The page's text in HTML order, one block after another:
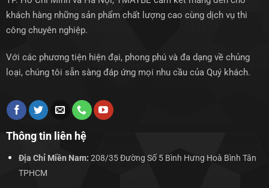
khách hàng những sản phẩm chất lượng cao cùng dịch vụ thi
công chuyên nghiệp.
Với các phương tiện hiện đại, phong phú và đa dạng về chủng
loại, chúng tôi sẵn sàng đáp ứng mọi nhu cầu của Quý khách.
Thông tin liên hệ
Địa Chỉ Miền Nam: 208/35 Đường Số 5 Bình Hưng Hoà Bình Tân
TPHCM